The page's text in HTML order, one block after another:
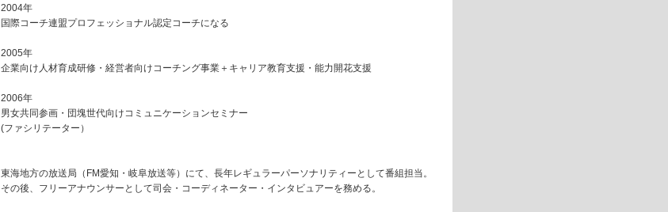
2004年
国際コーチ連盟プロフェッショナル認定コーチになる
2005年
企業向け人材育成研修・経営者向けコーチング事業＋キャリア教育支援・能力開花支援
2006年
男女共同参画・団塊世代向けコミュニケーションセミナー
(ファシリテーター）
東海地方の放送局（FM愛知・岐阜放送等）にて、長年レギュラーパーソナリティーとして番組担当。
その後、フリーアナウンサーとして司会・コーディネーター・インタビュアーを務める。